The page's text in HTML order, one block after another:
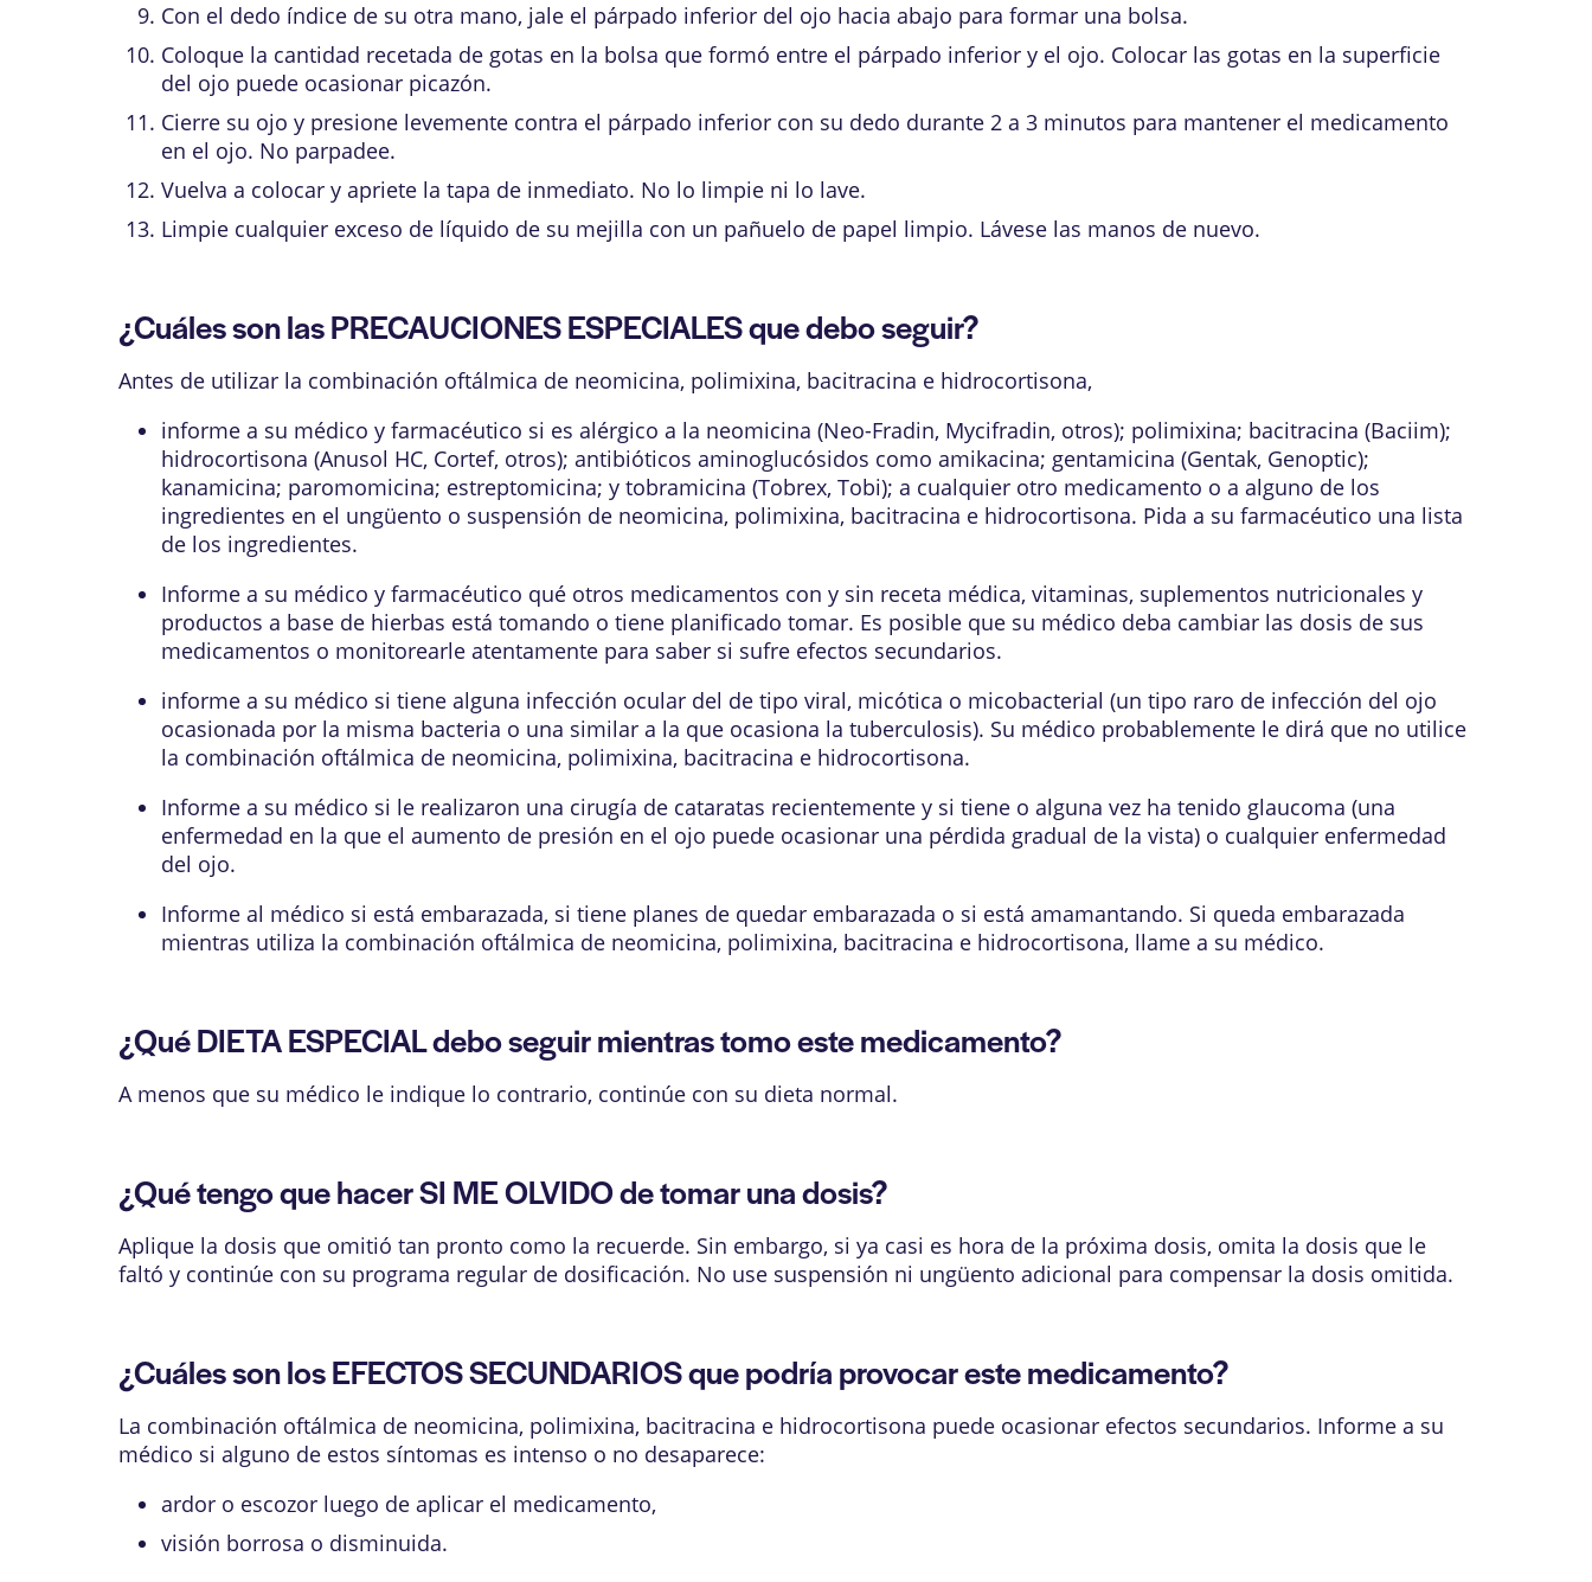
Con el dedo índice de su otra mano, jale el párpado inferior del ojo hacia abajo para formar una bolsa.
Coloque la cantidad recetada de gotas en la bolsa que formó entre el párpado inferior y el ojo. Colocar las gotas en la superficie
del ojo puede ocasionar picazón.
Cierre su ojo y presione levemente contra el párpado inferior con su dedo durante 2 a 3 minutos para mantener el medicamento
en el ojo. No parpadee.
Vuelva a colocar y apriete la tapa de inmediato. No lo limpie ni lo lave.
Limpie cualquier exceso de líquido de su mejilla con un pañuelo de papel limpio. Lávese las manos de nuevo.
¿Cuáles son las PRECAUCIONES ESPECIALES que debo seguir?
Antes de utilizar la combinación oftálmica de neomicina, polimixina, bacitracina e hidrocortisona,
informe a su médico y farmacéutico si es alérgico a la neomicina (Neo-Fradin, Mycifradin, otros); polimixina; bacitracina (Baciim);
hidrocortisona (Anusol HC, Cortef, otros); antibióticos aminoglucósidos como amikacina; gentamicina (Gentak, Genoptic);
kanamicina; paromomicina; estreptomicina; y tobramicina (Tobrex, Tobi); a cualquier otro medicamento o a alguno de los
ingredientes en el ungüento o suspensión de neomicina, polimixina, bacitracina e hidrocortisona. Pida a su farmacéutico una lista
de los ingredientes.
Informe a su médico y farmacéutico qué otros medicamentos con y sin receta médica, vitaminas, suplementos nutricionales y
productos a base de hierbas está tomando o tiene planificado tomar. Es posible que su médico deba cambiar las dosis de sus
medicamentos o monitorearle atentamente para saber si sufre efectos secundarios.
informe a su médico si tiene alguna infección ocular del de tipo viral, micótica o micobacterial (un tipo raro de infección del ojo
ocasionada por la misma bacteria o una similar a la que ocasiona la tuberculosis). Su médico probablemente le dirá que no utilice
la combinación oftálmica de neomicina, polimixina, bacitracina e hidrocortisona.
Informe a su médico si le realizaron una cirugía de cataratas recientemente y si tiene o alguna vez ha tenido glaucoma (una
enfermedad en la que el aumento de presión en el ojo puede ocasionar una pérdida gradual de la vista) o cualquier enfermedad
del ojo.
Informe al médico si está embarazada, si tiene planes de quedar embarazada o si está amamantando. Si queda embarazada
mientras utiliza la combinación oftálmica de neomicina, polimixina, bacitracina e hidrocortisona, llame a su médico.
¿Qué DIETA ESPECIAL debo seguir mientras tomo este medicamento?
A menos que su médico le indique lo contrario, continúe con su dieta normal.
¿Qué tengo que hacer SI ME OLVIDO de tomar una dosis?
Aplique la dosis que omitió tan pronto como la recuerde. Sin embargo, si ya casi es hora de la próxima dosis, omita la dosis que le
faltó y continúe con su programa regular de dosificación. No use suspensión ni ungüento adicional para compensar la dosis omitida.
¿Cuáles son los EFECTOS SECUNDARIOS que podría provocar este medicamento?
La combinación oftálmica de neomicina, polimixina, bacitracina e hidrocortisona puede ocasionar efectos secundarios. Informe a su
médico si alguno de estos síntomas es intenso o no desaparece:
ardor o escozor luego de aplicar el medicamento,
visión borrosa o disminuida.